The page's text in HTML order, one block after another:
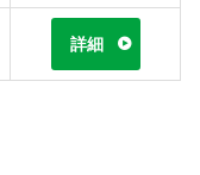
詳細